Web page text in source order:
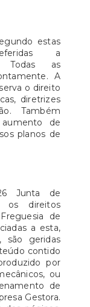
estas
a
Todas as
A
o direito
diretrizes
Também
de
planos de
Junta de
os direitos
de
a esta,
são geridas
contido
por
ou
de
Gestora.